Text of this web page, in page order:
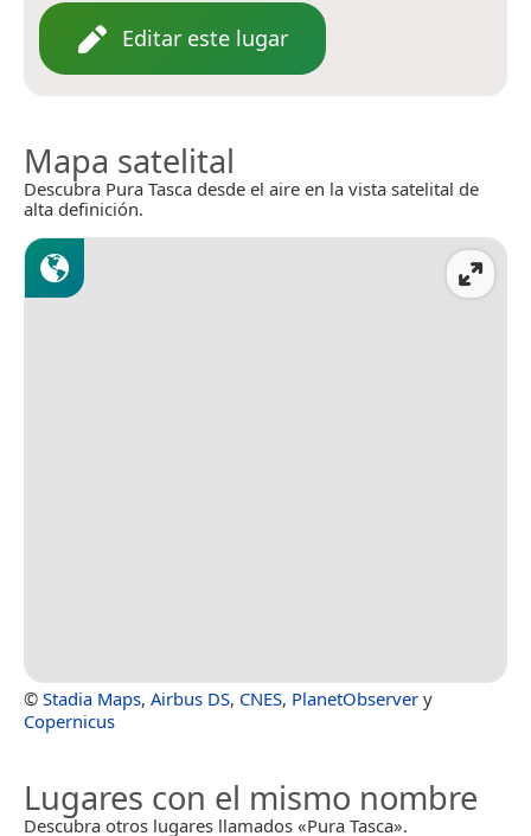
Editar este lugar
Mapa satelital
Descubra Pura Tasca desde el aire en la vista satelital de
alta definición.
© Stadia Maps, Airbus DS, CNES, PlanetObserver y
Copernicus
Lugares con el mismo nombre
Descubra otros lugares llamados «Pura Tasca».